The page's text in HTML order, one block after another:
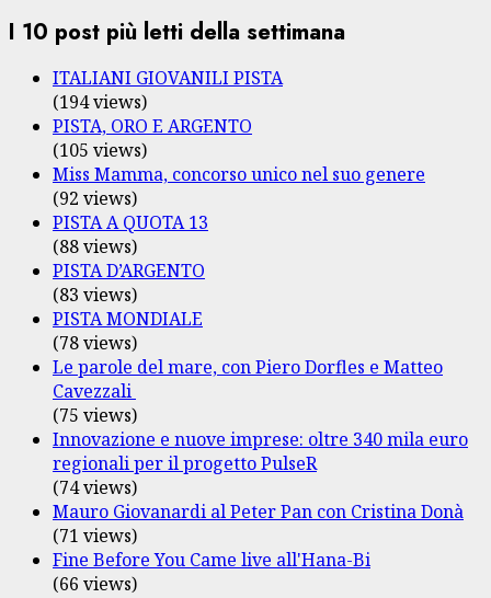
I 10 post più letti della settimana
ITALIANI GIOVANILI PISTA
(194 views)
PISTA, ORO E ARGENTO
(105 views)
Miss Mamma, concorso unico nel suo genere
(92 views)
PISTA A QUOTA 13
(88 views)
PISTA D’ARGENTO
(83 views)
PISTA MONDIALE
(78 views)
Le parole del mare, con Piero Dorfles e Matteo
Cavezzali
(75 views)
Innovazione e nuove imprese: oltre 340 mila euro
regionali per il progetto PulseR
(74 views)
Mauro Giovanardi al Peter Pan con Cristina Donà
(71 views)
Fine Before You Came live all'Hana-Bi
(66 views)